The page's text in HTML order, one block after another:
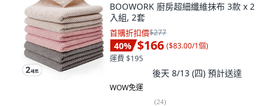
BOOWORK 廚房超細纖維抹布 3款 x 2
入組, 2套
首購折扣價$277
40% $166 ($83.00/1個)
運費 $195
後天 8/13 (四) 預計送達
WOW免運
(24)